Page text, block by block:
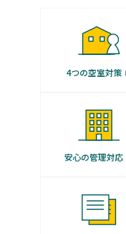
4つの空室対策
安心の管理対応